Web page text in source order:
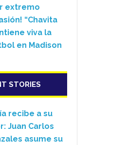
extremo
“Chavita
viva la
en Madison
STORIES
recibe a su
Juan Carlos
asume su